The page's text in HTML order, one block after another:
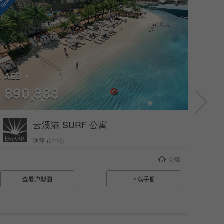
AED
890,888
云溪港 SURF 公寓
迪拜 市中心
公寓
查看户型图 下载手册